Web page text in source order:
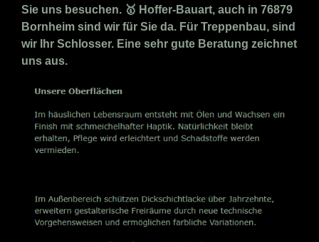
Sie uns besuchen. 🥇 Hoffer-Bauart, auch in 76879
Bornheim sind wir für Sie da. Für Treppenbau, sind
wir Ihr Schlosser. Eine sehr gute Beratung zeichnet
uns aus.